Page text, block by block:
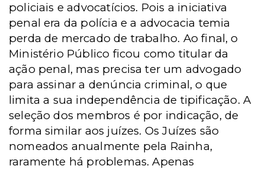
policiais e advocatícios. Pois a iniciativa
penal era da polícia e a advocacia temia
perda de mercado de trabalho. Ao final, o
Ministério Público ficou como titular da
ação penal, mas precisa ter um advogado
para assinar a denúncia criminal, o que
limita a sua independência de tipificação. A
seleção dos membros é por indicação, de
forma similar aos juízes. Os Juízes são
nomeados anualmente pela Rainha,
raramente há problemas. Apenas